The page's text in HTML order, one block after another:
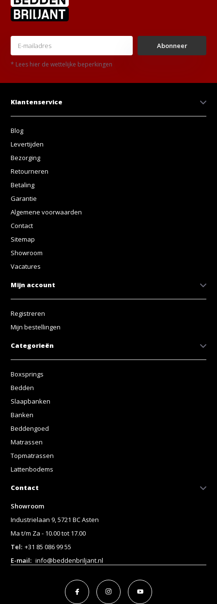
Abonneer
* Lees hier de wettelijke beperkingen
Klantenservice
Blog
Levertijden
Bezorging
Retourneren
Betaling
Garantie
Algemene voorwaarden
Contact
Sitemap
Showroom
Vacatures
Mijn account
Registreren
Mijn bestellingen
Categorieën
Boxsprings
Bedden
Slaapbanken
Banken
Beddengoed
Matrassen
Topmatrassen
Lattenbodems
Contact
Showroom
Industrielaan 9, 5721 BC Asten
Ma t/m Za - 10.00 tot 17.00
Tel: +31 85 086 99 55
E-mail: info@beddenbriljant.nl